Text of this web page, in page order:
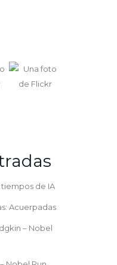
de IA
Acuerpadas
– Nobel